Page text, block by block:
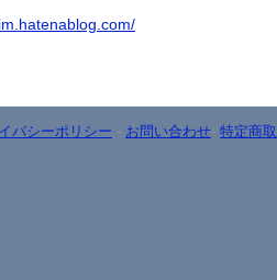
バシーポリシー - お問い合わせ- 特定商